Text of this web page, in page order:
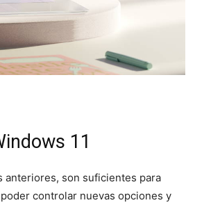
11
anteriores, son suficientes para
controlar nuevas opciones y